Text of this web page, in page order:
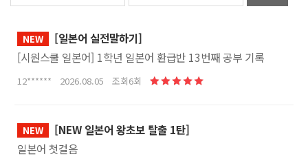
NEW
[일본어 실전말하기]
[시원스쿨 일본어] 1학년 일본어 환급반 13번째 공부 기록
12****** 2026.08.05 조회6회
NEW
[NEW 일본어 왕초보 탈출 1탄]
일본어 첫걸음